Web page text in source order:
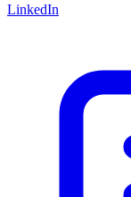
LinkedIn